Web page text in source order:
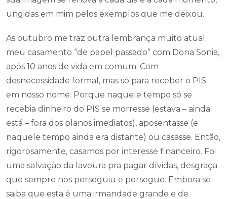
ungidas em mim pelos exemplos que me deixou.
As outubro me traz outra lembrança muito atual:
meu casamento “de papel passado” com Dona Sonia,
após 10 anos de vida em comum. Com
desnecessidade formal, mas só para receber o PIS
em nosso nome. Porque naquele tempo só se
recebia dinheiro do PIS se morresse (estava – ainda
está – fora dos planos imediatos), aposentasse (e
naquele tempo ainda era distante) ou casasse. Então,
rigorosamente, casamos por interesse financeiro. Foi
uma salvação da lavoura pra pagar dívidas, desgraça
que sempre nos perseguiu e persegue. Embora se
saiba que esta é uma irmandade grande e de